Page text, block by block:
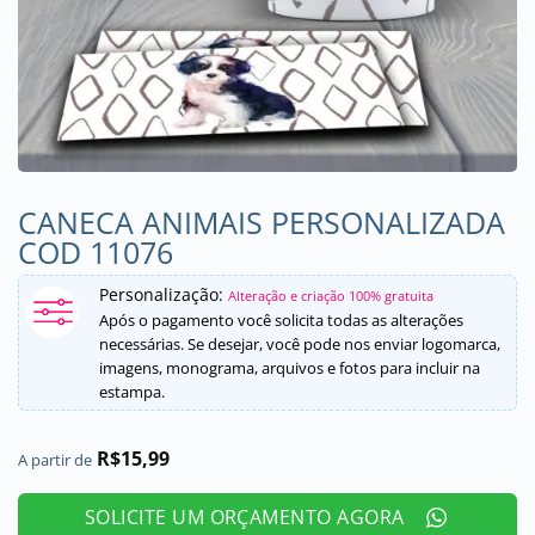
CANECA ANIMAIS PERSONALIZADA
COD 11076
Personalização: Alteração e criação 100% gratuita
Após o pagamento você solicita todas as alterações
necessárias. Se desejar, você pode nos enviar logomarca,
imagens, monograma, arquivos e fotos para incluir na
estampa.
A partir de R$15,99
SOLICITE UM ORÇAMENTO AGORA